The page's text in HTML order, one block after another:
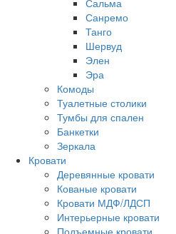
Сальма
Санремо
Танго
Шервуд
Элен
Эра
Комоды
Туалетные столики
Тумбы для спален
Банкетки
Зеркала
Кровати
Деревянные кровати
Кованые кровати
Кровати МДФ/ЛДСП
Интерьерные кровати